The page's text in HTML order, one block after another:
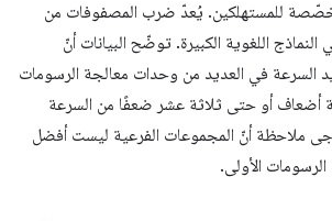
للمستهلكين. يُعدّ ضرب المصفوفات من
النماذج اللغوية الكبيرة. توضّح البيانات أنّ
السرعة في العديد من وحدات معالجة الرسومات
أضعاف أو حتى ثلاثة عشر ضعفًا من السرعة
ملاحظة أنّ المجموعات الفرعية ليست أفضل
الأولى.